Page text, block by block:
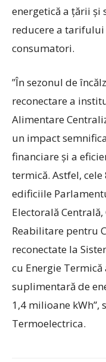
energetică a țării și
reducere a
consumatori.
”În sezonul de
reconectare a
Alimentare
un impact
financiare și a
termică. Astfel,
edificiile
Electorală
Reabilitare pentru
reconectate la
cu Energie
suplimentară de
1,4 milioane
Termoelectrica.